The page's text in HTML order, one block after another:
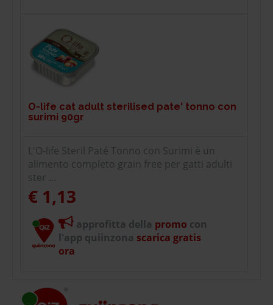
O-life cat adult sterilised pate' tonno con
surimi 90gr
L'O-life Steril Paté Tonno con Surimi è un
alimento completo grain free per gatti adulti
ster ...
€ 1,13
approfitta della promo con
l'app quiinzona scarica gratis
ora